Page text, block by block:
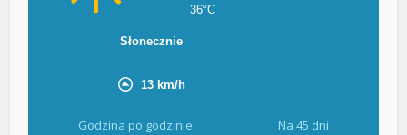
Godzina po godzinie Na 45 dni